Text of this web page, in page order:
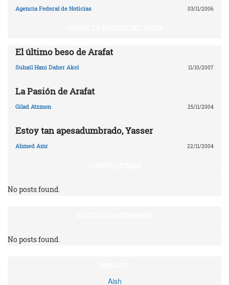
Agencia Federal de Noticias 03/11/2006
El último beso de Arafat
Suhail Hani Daher Akel 11/10/2007
La Pasión de Arafat
Gilad Atzmon 25/11/2004
Estoy tan apesadumbrado, Yasser
Ahmed Amr 22/11/2004
No posts found.
No posts found.
Aish